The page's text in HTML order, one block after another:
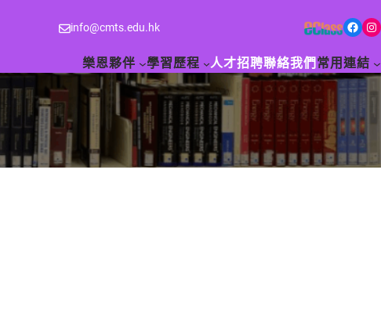
info@cmts.edu.hk Facebook Instagram
樂恩夥伴 學習歷程 人才招聘聯絡我們 常用連結